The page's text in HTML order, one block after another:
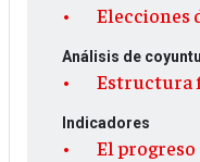
Elecciones
Análisis de
Estructura
Indicadores
El progreso